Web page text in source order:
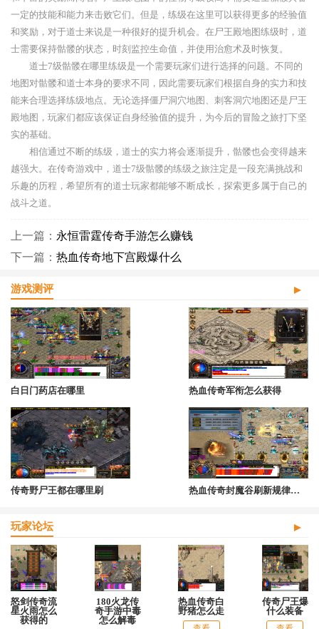
一定的技能和能力来击败它们。但是，练级在这里可以获得更多的经验值
和奖励，对于道士来说是一种很好的提升机会。在尸王殿地图练级时，道
士需要保持骷髅的状态，时刻监控生命值，并使用治愈术及时恢复。
道士7级骷髅在哪里练级是一个需要玩家们进行选择的问题。不同的
地图对骷髅和道士本身的要求不同，因此需要玩家们根据自身的实力和技
能来合理选择练级地点。无论选择僵尸洞穴地图、刺客洞穴地图还是尸王
殿地图，玩家们都应该保证自身经验值的提升，为今后的冒险之旅打下坚
实的基础。
相信通过不断的练级，道士的实力将会逐渐提升，骷髅也会变得越来
越强大。在传奇游戏中，道士7级骷髅的练级之旅注定是一段充满挑战和
乐趣的历程，希望所有的道士玩家都能够不断成长，探索更多属于自己的
战斗之道。
上一篇： 永恒雷霆传奇手游怎么赚钱
下一篇： 热血传奇地下宫殿爆什么
游戏测评
白日门药店在哪里 热血传奇军衔怎么获得
传奇野尸王都在哪里刷 热血传奇封魔谷刷新规律怎么刷的
玩家论坛
怒剑传奇流
星火雨怎么
获得的
180火龙传
奇手游中毒
怎么解毒
热血传奇白
野猪怎么走
传奇尸王爆
什么装备